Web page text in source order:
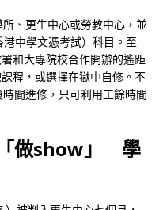
、更生中心或勞教中心，並
中學文憑考試）科目。至
和大專院校合作開辦的遙距
程，或選擇在獄中自修。不
間進修，只可利用工餘時間
做show」 學